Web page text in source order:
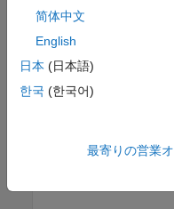
Sumブロックはまず入
に変換し、指定された
ードとオーバーフロー
します。
ブロックの出力計
简体中文
English
日本 (日本語)
한국 (한국어)
最寄りの営業